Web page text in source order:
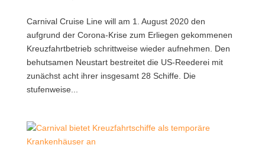
Carnival Cruise Line will am 1. August 2020 den
aufgrund der Corona-Krise zum Erliegen gekommenen
Kreuzfahrtbetrieb schrittweise wieder aufnehmen. Den
behutsamen Neustart bestreitet die US-Reederei mit
zunächst acht ihrer insgesamt 28 Schiffe. Die
stufenweise...